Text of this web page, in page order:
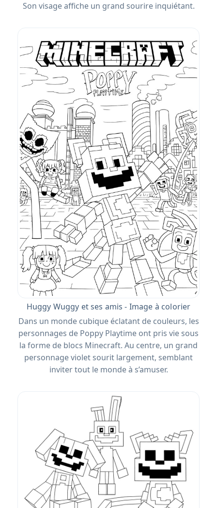
Son visage affiche un grand sourire inquiétant.
Huggy Wuggy et ses amis - Image à colorier
Dans un monde cubique éclatant de couleurs, les
personnages de Poppy Playtime ont pris vie sous
la forme de blocs Minecraft. Au centre, un grand
personnage violet sourit largement, semblant
inviter tout le monde à s’amuser.